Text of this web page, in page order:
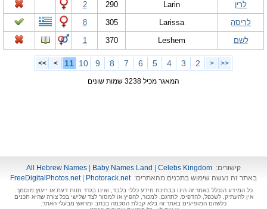
לרין
Larin
290
2
לריסה
Larissa
305
8
לשם
Leshem
370
1
<<
<
2
3
4
5
6
7
8
9
10
11
>
>>
המאגר מכיל 3238 שמות שונים
קישורים: All Hebrew Names Baby Names Land
Celebs Kingdom
באתר זה נעשה שימוש בתכנים מהאתרים:
FreeDigitalPhotos.net| Photorack.net
כל המידע הנכלל באתר זה הינו בבחינת מידע כללי בלבד, ואינו בגדר חוות דעת או ייעוץ מוסמך.
אין להעתיק, לשכפל, להדפיס, לתרגם, למכור, להפיץ או למסור לצד שלישי בכל צורה שהיא תכנים
כלשהם המופיעים באתר זה בלא קבלת הסכמה בכתב ומראש מבעלי האתר.